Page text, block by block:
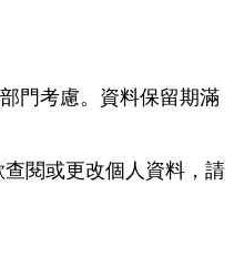
門考慮。資料保留期滿
閱或更改個人資料，請